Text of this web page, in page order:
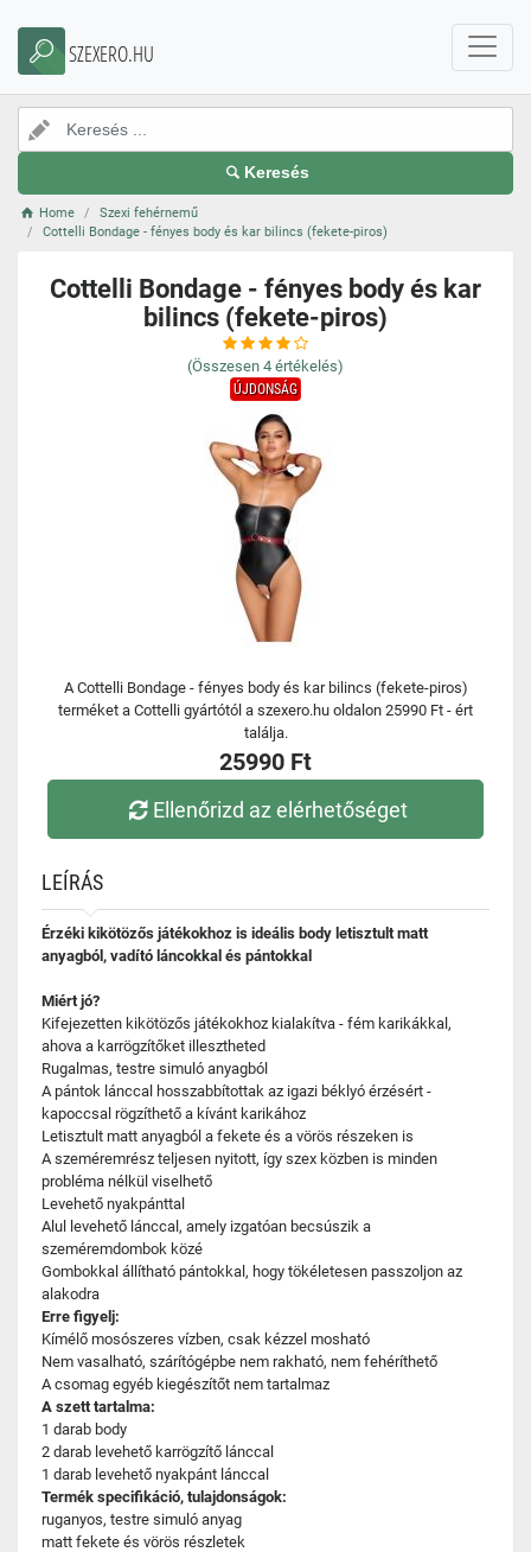
SZEXERO.HU
Keresés
Home
Szexi fehérnemű
Cottelli Bondage - fényes body és kar bilincs (fekete-piros)
Cottelli Bondage - fényes body és kar
bilincs (fekete-piros)
(Összesen 4 értékelés)
ÚJDONSÁG
A Cottelli Bondage - fényes body és kar bilincs (fekete-piros)
terméket a Cottelli gyártótól a szexero.hu oldalon 25990 Ft - ért
találja.
25990 Ft
Ellenőrizd az elérhetőséget
LEÍRÁS
Érzéki kikötözős játékokhoz is ideális body letisztult matt
anyagból, vadító láncokkal és pántokkal
Miért jó?
Kifejezetten kikötözős játékokhoz kialakítva - fém karikákkal,
ahova a karrögzítőket illesztheted
Rugalmas, testre simuló anyagból
A pántok lánccal hosszabbítottak az igazi béklyó érzésért -
kapoccsal rögzíthető a kívánt karikához
Letisztult matt anyagból a fekete és a vörös részeken is
A szeméremrész teljesen nyitott, így szex közben is minden
probléma nélkül viselhető
Levehető nyakpánttal
Alul levehető lánccal, amely izgatóan becsúszik a
szeméremdombok közé
Gombokkal állítható pántokkal, hogy tökéletesen passzoljon az
alakodra
Erre figyelj:
Kímélő mosószeres vízben, csak kézzel mosható
Nem vasalható, szárítógépbe nem rakható, nem fehéríthető
A csomag egyéb kiegészítőt nem tartalmaz
A szett tartalma:
1 darab body
2 darab levehető karrögzítő lánccal
1 darab levehető nyakpánt lánccal
Termék specifikáció, tulajdonságok:
ruganyos, testre simuló anyag
matt fekete és vörös részletek